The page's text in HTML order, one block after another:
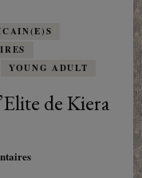
YOUNG ADULT
de Kiera
sur